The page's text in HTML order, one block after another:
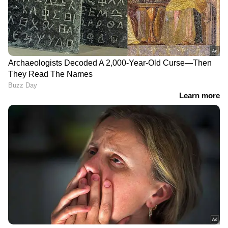
DOWNLOAD APP
കേരളത്തിലെ എല്ലാ വാർത്തകൾ
അറിയാൻ എപ്പോഴും ഏഷ്യാനെറ്റ്
ന്യൂസ് വാർത്തകൾ.Malayalam News
തത്സമയ അപ്‌ഡേറ്റുകളും ആഴത്തിലുള്ള
വിശകലനവും സമഗ്രമായ റിപ്പോർട്ടിംഗും —
എല്ലാം ഒരൊറ്റ സ്ഥലത്ത്. ഏത് സമയത്തും,
എവിടെയും വിശ്വസനീയമായ വാർത്തകൾ
ലഭിക്കാൻAsianet News Malayalam